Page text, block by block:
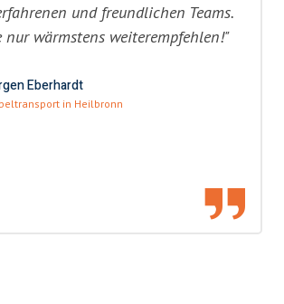
und freundlichen Teams.
nur wärmstens weiterempfehlen!"
Eberhardt
in Heilbronn